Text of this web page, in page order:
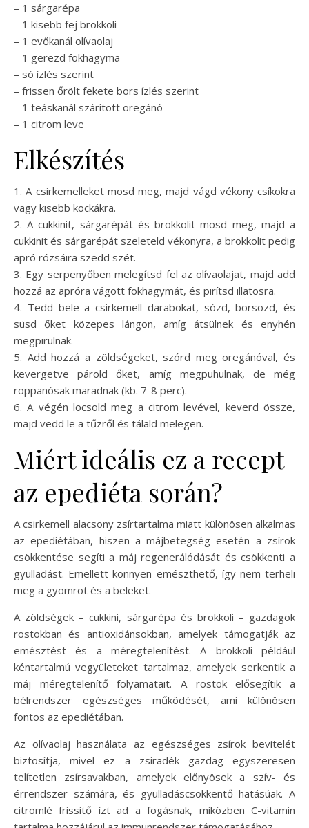
– 1 sárgarépa
– 1 kisebb fej brokkoli
– 1 evőkanál olívaolaj
– 1 gerezd fokhagyma
– só ízlés szerint
– frissen őrölt fekete bors ízlés szerint
– 1 teáskanál szárított oregánó
– 1 citrom leve
Elkészítés
1. A csirkemelleket mosd meg, majd vágd vékony csíkokra
vagy kisebb kockákra.
2. A cukkinit, sárgarépát és brokkolit mosd meg, majd a
cukkinit és sárgarépát szeleteld vékonyra, a brokkolit pedig
apró rózsáira szedd szét.
3. Egy serpenyőben melegítsd fel az olívaolajat, majd add
hozzá az apróra vágott fokhagymát, és pirítsd illatosra.
4. Tedd bele a csirkemell darabokat, sózd, borsozd, és
süsd őket közepes lángon, amíg átsülnek és enyhén
megpirulnak.
5. Add hozzá a zöldségeket, szórd meg oregánóval, és
kevergetve párold őket, amíg megpuhulnak, de még
roppanósak maradnak (kb. 7-8 perc).
6. A végén locsold meg a citrom levével, keverd össze,
majd vedd le a tűzről és tálald melegen.
Miért ideális ez a recept
az epediéta során?
A csirkemell alacsony zsírtartalma miatt különösen alkalmas
az epediétában, hiszen a májbetegség esetén a zsírok
csökkentése segíti a máj regenerálódását és csökkenti a
gyulladást. Emellett könnyen emészthető, így nem terheli
meg a gyomrot és a beleket.
A zöldségek – cukkini, sárgarépa és brokkoli – gazdagok
rostokban és antioxidánsokban, amelyek támogatják az
emésztést és a méregtelenítést. A brokkoli például
kéntartalmú vegyületeket tartalmaz, amelyek serkentik a
máj méregtelenítő folyamatait. A rostok elősegítik a
bélrendszer egészséges működését, ami különösen
fontos az epediétában.
Az olívaolaj használata az egészséges zsírok bevitelét
biztosítja, mivel ez a zsiradék gazdag egyszeresen
telítetlen zsírsavakban, amelyek előnyösek a szív- és
érrendszer számára, és gyulladáscsökkentő hatásúak. A
citromlé frissítő ízt ad a fogásnak, miközben C-vitamin